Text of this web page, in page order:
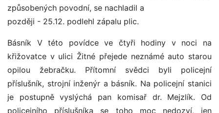
způsobených povodní, se nachladil a
později - 25.12. podlehl zápalu plic.
Básník V této povídce ve čtyři hodiny v noci na
křižovatce v ulici Žitné přejede neznámé auto starou
opilou žebračku. Přítomní svědci byli policejní
příslušník, strojní inženýr a básník. Na policejní stanici
je postupně vyslýchá pan komisař dr. Mejzlík. Od
policejního příslušníka se toho moc nedozví, jen